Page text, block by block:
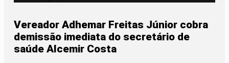
Vereador Adhemar Freitas Júnior cobra
demissão imediata do secretário de
saúde Alcemir Costa